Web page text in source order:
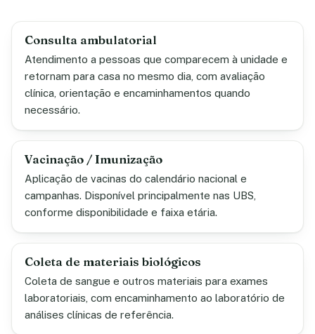
Consulta ambulatorial
Atendimento a pessoas que comparecem à unidade e
retornam para casa no mesmo dia, com avaliação
clínica, orientação e encaminhamentos quando
necessário.
Vacinação / Imunização
Aplicação de vacinas do calendário nacional e
campanhas. Disponível principalmente nas UBS,
conforme disponibilidade e faixa etária.
Coleta de materiais biológicos
Coleta de sangue e outros materiais para exames
laboratoriais, com encaminhamento ao laboratório de
análises clínicas de referência.